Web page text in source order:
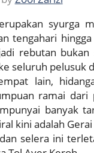
syurga
tengahari
rebutan
seluruh pelusuk
lain,
ramai dari
banyak
kini adalah
selera ini